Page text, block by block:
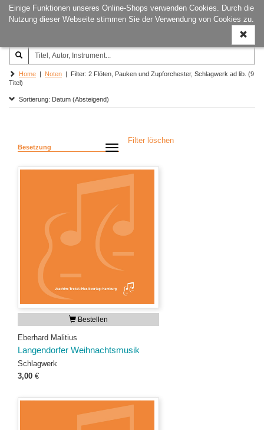
Einige Funktionen unseres Online-Shops verwenden Cookies. Durch die
Nutzung dieser Webseite stimmen Sie der Verwendung von Cookies zu.
ein-/
Joachim‐Trekel‐Musikverlag,
Hamburg
Home | Noten | Filter: 2 Flöten, Pauken und Zupforchester, Schlagwerk ad lib. (9
Titel)
Sortierung: Datum (Absteigend)
Besetzung
Filter löschen
Bestellen
Eberhard Malitius
Langendorfer Weihnachtsmusik
Schlagwerk
3,00 €